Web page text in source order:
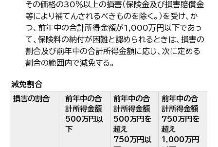
その価格の30％以上の損害（保険金及び損害賠償金
等により補てんされるべきものを除く。）を受け、か
つ、前年中の合計所得金額が1,000万円以下であっ
て、保険料の納付が困難と認められるときは、損害の
割合及び前年中の合計所得金額に応じ、次に定める
割合の範囲内で減免する。
減免割合
損害の割合
前年中の合
計所得金額
500万円以
下
前年中の合
計所得金額
500万円を
超え
750万円以
前年中の合
計所得金額
750万円を
超え
1,000万円